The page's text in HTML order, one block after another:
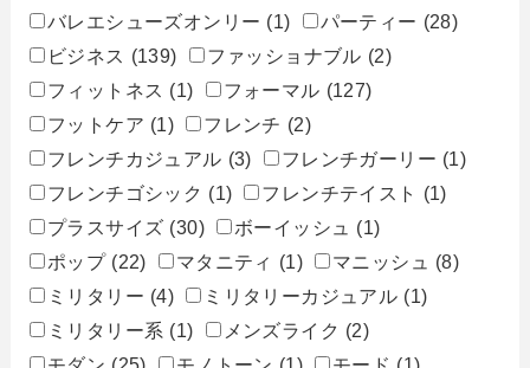
バレエシューズオンリー (1) パーティー (28)
ビジネス (139) ファッショナブル (2)
フィットネス (1) フォーマル (127)
フットケア (1) フレンチ (2)
フレンチカジュアル (3) フレンチガーリー (1)
フレンチゴシック (1) フレンチテイスト
(1)
プラスサイズ (30) ボーイッシュ
(1)
ポップ (22) マタニティ (1) マニッシュ
(8)
ミリタリー (4) ミリタリーカジュアル (1)
ミリタリー系 (1) メンズライク (2)